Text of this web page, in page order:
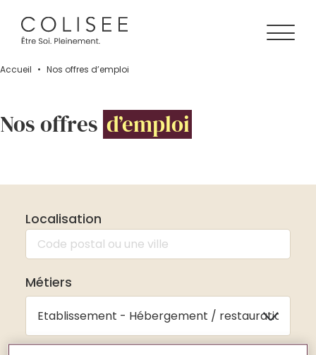
Accueil • Nos offres d’emploi
Nos offres d’emploi
Localisation
Métiers